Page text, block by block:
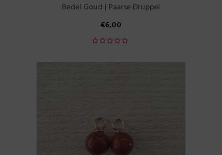
Bedel Goud | Paarse Druppel
€6,00